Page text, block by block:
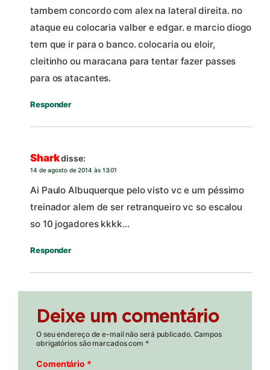
tambem concordo com alex na lateral direita. no
ataque eu colocaria valber e edgar. e marcio diogo
tem que ir para o banco. colocaria ou eloir,
cleitinho ou maracana para tentar fazer passes
para os atacantes.
Responder
Sharkdisse:
14 de agosto de 2014 às 13:01
Ai Paulo Albuquerque pelo visto vc e um péssimo
treinador alem de ser retranqueiro vc so escalou
so 10 jogadores kkkk…
Responder
Deixe um comentário
O seu endereço de e-mail não será publicado. Campos
obrigatórios são marcados com *
Comentário *